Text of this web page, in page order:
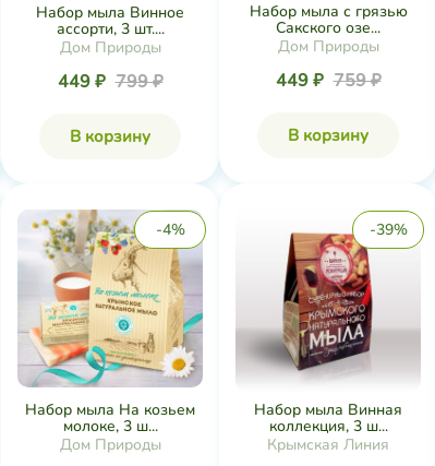
Набор мыла Винное
ассорти, 3 шт....
Дом Природы
449 ₽ 799 ₽
В корзину
Набор мыла с грязью
Сакского озе...
Дом Природы
449 ₽ 759 ₽
В корзину
-4%
Набор мыла На козьем
молоке, 3 ш...
Дом Природы
-39%
Набор мыла Винная
коллекция, 3 ш...
Крымская Линия